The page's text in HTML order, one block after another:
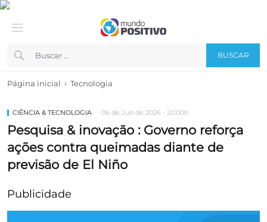
BUSCAR
Página inicial › Tecnologia
CIÊNCIA & TECNOLOGIA 06 de Jun de 2026 - 20:00h
Pesquisa & inovação : Governo reforça
ações contra queimadas diante de
previsão de El Niño
Publicidade